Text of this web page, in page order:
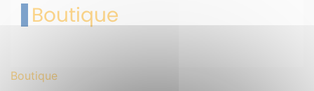
Boutique
Boutique